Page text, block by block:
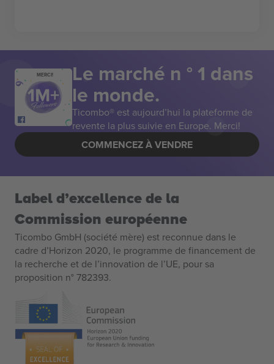
MERCI! Le marché n ° 1 dans
le monde.
Ticombo® est aujourd’hui la plateforme de
revente la plus suivie en Europe. Merci!
COMMENCEZ À VENDRE
Label d’excellence de la
Commission européenne
Ticombo GmbH (société mère) est reconnue dans le
cadre d’Horizon 2020, le programme de financement de
la recherche et de l’innovation de l’UE, pour sa
proposition n° 782393.